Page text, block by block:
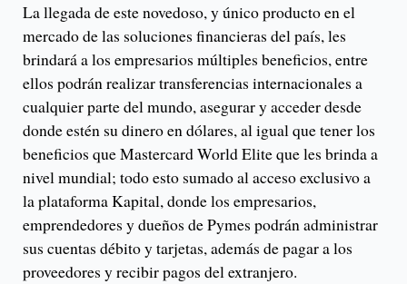
La llegada de este novedoso, y único producto en el
mercado de las soluciones financieras del país, les
brindará a los empresarios múltiples beneficios, entre
ellos podrán realizar transferencias internacionales a
cualquier parte del mundo, asegurar y acceder desde
donde estén su dinero en dólares, al igual que tener los
beneficios que Mastercard World Elite que les brinda a
nivel mundial; todo esto sumado al acceso exclusivo a
la plataforma Kapital, donde los empresarios,
emprendedores y dueños de Pymes podrán administrar
sus cuentas débito y tarjetas, además de pagar a los
proveedores y recibir pagos del extranjero.